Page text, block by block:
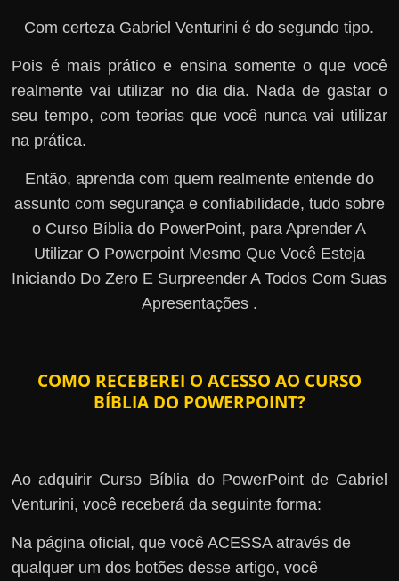
Com certeza Gabriel Venturini é do segundo tipo.
Pois é mais prático e ensina somente o que você
realmente vai utilizar no dia dia. Nada de gastar o
seu tempo, com teorias que você nunca vai utilizar
na prática.
Então, aprenda com quem realmente entende do
assunto com segurança e confiabilidade, tudo sobre
o Curso Bíblia do PowerPoint, para Aprender A
Utilizar O Powerpoint Mesmo Que Você Esteja
Iniciando Do Zero E Surpreender A Todos Com Suas
Apresentações .
COMO RECEBEREI O ACESSO AO CURSO
BÍBLIA DO POWERPOINT?
Ao adquirir Curso Bíblia do PowerPoint de Gabriel
Venturini, você receberá da seguinte forma:
Na página oficial, que você ACESSA através de
qualquer um dos botões desse artigo, você